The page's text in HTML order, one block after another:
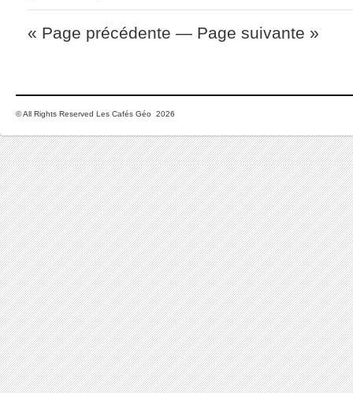
« Page précédente — Page suivante »
© All Rights Reserved Les Cafés Géo 2026